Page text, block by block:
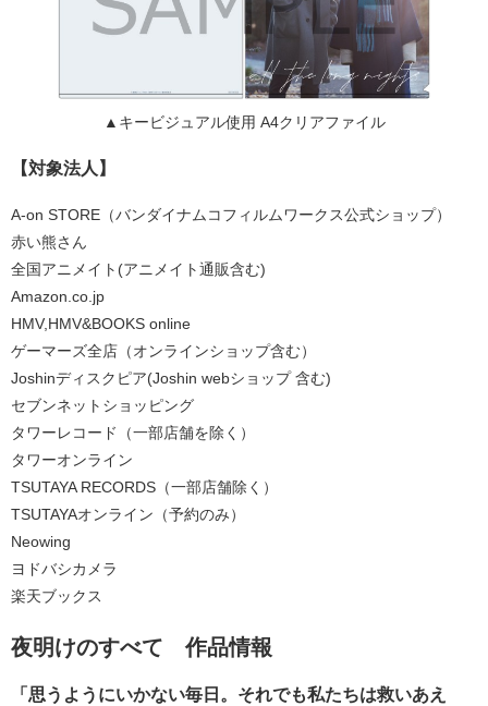
▲キービジュアル使用 A4クリアファイル
【対象法人】
A-on STORE（バンダイナムコフィルムワークス公式ショップ）
赤い熊さん
全国アニメイト(アニメイト通販含む)
Amazon.co.jp
HMV,HMV&BOOKS online
ゲーマーズ全店（オンラインショップ含む）
Joshinディスクピア(Joshin webショップ 含む)
セブンネットショッピング
タワーレコード（一部店舗を除く）
タワーオンライン
TSUTAYA RECORDS（一部店舗除く）
TSUTAYAオンライン（予約のみ）
Neowing
ヨドバシカメラ
楽天ブックス
夜明けのすべて 作品情報
「思うようにいかない毎日。それでも私たちは救いあえ